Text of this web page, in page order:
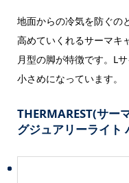
地面からの冷気を防ぐの
高めていくれるサーマキ
月型の脚が特徴です。L
小さめになっています。
THERMAREST(サー
グジュアリーライト